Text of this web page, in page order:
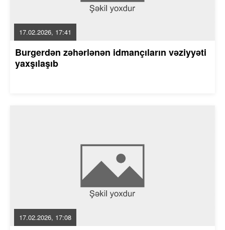
17.02.2026, 17:41
Burgerdən zəhərlənən idmançıların vəziyyəti
yaxşılaşıb
17.02.2026, 17:08